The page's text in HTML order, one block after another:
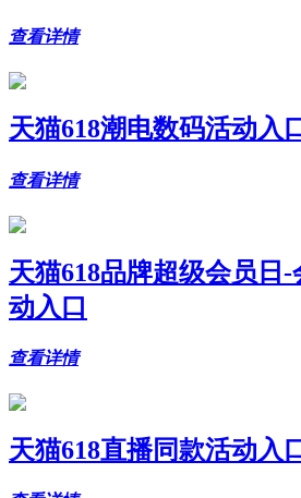
查看详情
天猫618潮电数码活动入
查看详情
天猫618品牌超级会员日
动入口
查看详情
天猫618直播同款活动入